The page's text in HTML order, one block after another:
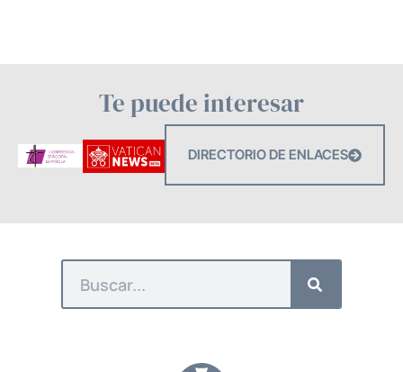
Te puede interesar
DIRECTORIO DE ENLACES